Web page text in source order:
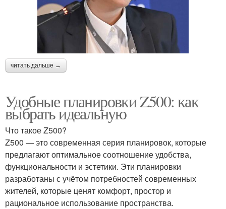
читать дальше →
Удобные планировки Z500: как
выбрать идеальную
Что такое Z500?
Z500 — это современная серия планировок, которые
предлагают оптимальное соотношение удобства,
функциональности и эстетики. Эти планировки
разработаны с учётом потребностей современных
жителей, которые ценят комфорт, простор и
рациональное использование пространства.